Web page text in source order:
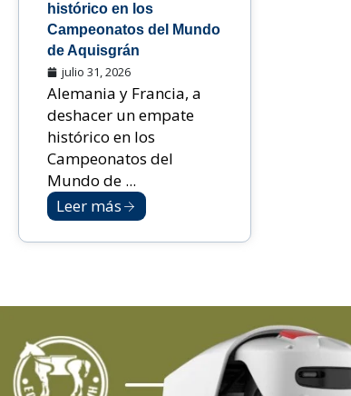
histórico en los
Campeonatos del Mundo
de Aquisgrán
julio 31, 2026
Alemania y Francia, a
deshacer un empate
histórico en los
Campeonatos del
Mundo de ...
Leer más